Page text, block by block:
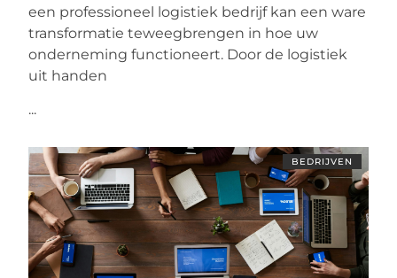
een professioneel logistiek bedrijf kan een ware
transformatie teweegbrengen in hoe uw
onderneming functioneert. Door de logistiek
uit handen
...
BEDRIJVEN